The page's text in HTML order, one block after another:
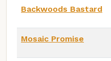
Backwoods Bastard
Mosaic Promise